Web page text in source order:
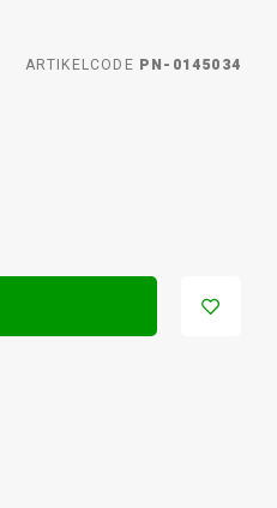
ARTIKELCODE PN-0145034